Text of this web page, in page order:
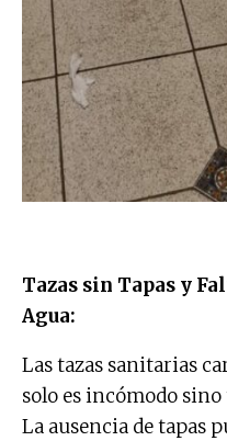
Tazas sin Tapas y
Agua:
Las tazas sanitarias
solo es incómodo
La ausencia de tapas